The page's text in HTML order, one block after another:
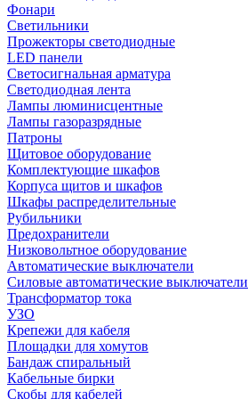
Фонари
Светильники
Прожекторы светодиодные
LED панели
Светосигнальная арматура
Светодиодная лента
Лампы люминисцентные
Лампы газоразрядные
Патроны
Щитовое оборудование
Комплектующие шкафов
Корпуса щитов и шкафов
Шкафы распределительные
Рубильники
Предохранители
Низковольтное оборудование
Автоматические выключатели
Силовые автоматические выключатели
Трансформатор тока
УЗО
Крепежи для кабеля
Площадки для хомутов
Бандаж спиральный
Кабельные бирки
Cкобы для кабелей